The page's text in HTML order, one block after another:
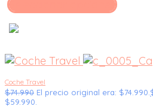
Seleccionar opciones
Coche Travel
$74.990 El precio original era: $74.990.
$59.990.